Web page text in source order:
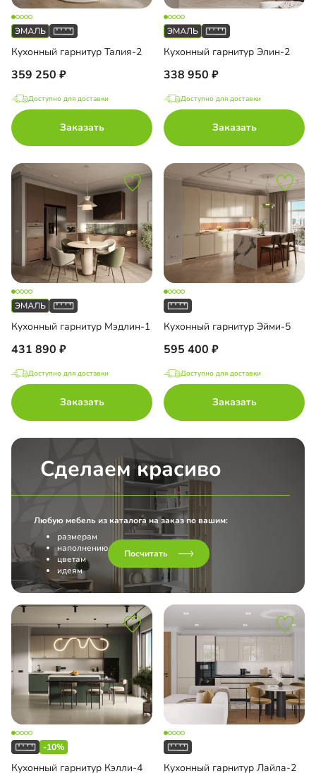
Кухонный гарнитур Талия-2
359 250
Доступно для доставки
Заказать
Кухонный гарнитур Элин-2
338 950
Доступно для доставки
Заказать
Кухонный гарнитур Мэдлин-1
431 890
Доступно для доставки
Заказать
Кухонный гарнитур Эйми-5
595 400
Доступно для доставки
Заказать
Сделаем красиво
Любую мебель из каталога на заказ по вашим:
размерам
наполнению
цветам
идеям
Посчитать
-10%
Кухонный гарнитур Кэлли-4 Кухонный гарнитур Лайла-2